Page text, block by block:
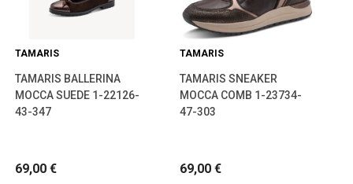
TAMARIS
TAMARIS BALLERINA
MOCCA SUEDE 1-22126-
43-347
69,00 €
TAMARIS
TAMARIS SNEAKER
MOCCA COMB 1-23734-
47-303
69,00 €